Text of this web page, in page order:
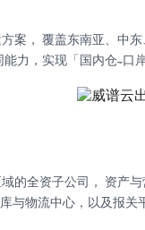
案， 覆盖东南亚、中
力，实现「国内仓—口
全资子公司， 资产
与物流中心，以及报关